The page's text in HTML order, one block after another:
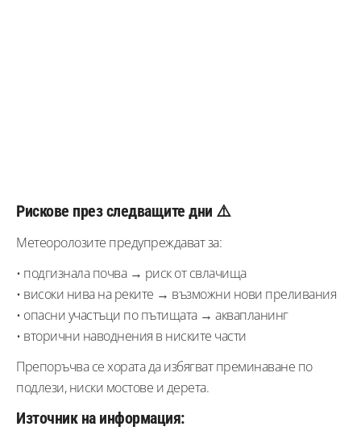
Рискове през следващите дни ⚠️
Метеоролозите предупреждават за:
• подгизнала почва → риск от свлачища
• високи нива на реките → възможни нови преливания
• опасни участъци по пътищата → аквапланинг
• вторични наводнения в ниските части
Препоръчва се хората да избягват преминаване по
подлези, ниски мостове и дерета.
Източник на информация: